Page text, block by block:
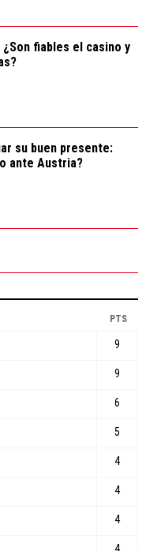
fiables el casino y
su buen presente:
ante Austria?